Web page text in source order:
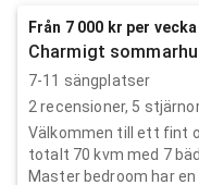
Från 7 000 kr per vecka
Charmigt
7-11 sängplatser
2 recensioner, 5
Välkommen till ett fint
totalt 70 kvm med 7
Master bedroom har en